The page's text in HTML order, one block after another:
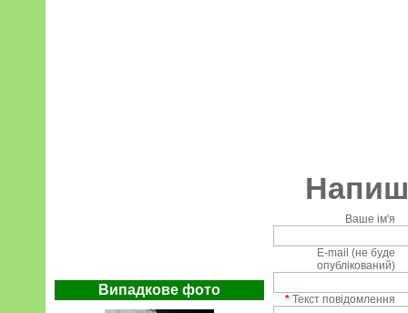
Випадкове фото
Ваше ім'я
E-mail (не буде
опублікований)
* Текст повідомлення